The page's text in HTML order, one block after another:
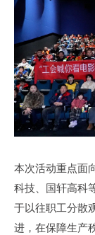
本次活动重点面
科技、国轩高科
于以往职工分散
进，在保障生产